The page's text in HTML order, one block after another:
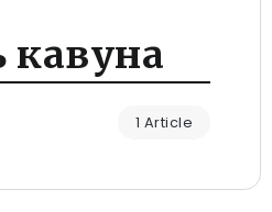
кавуна
1 Article